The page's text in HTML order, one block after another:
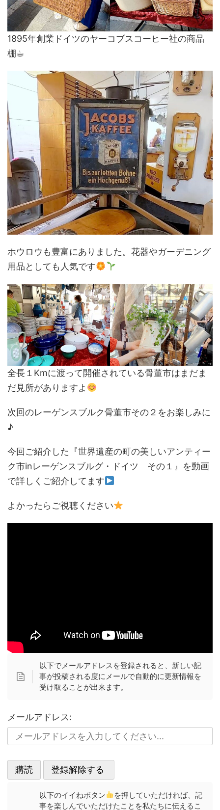
1895年創業ドイツのヤーコブスコーヒー社の商品
棚☕︎
ホウロウも豊富にありました。花器やガーデニング
用品としても人気です
全長１Kmに渡って開催されている骨董市はまだま
だ見所がありますよ
次回のレーゲンスブルク骨董市その２をお楽しみに
♪
今回ご紹介した『世界遺産の町の美しいアンティー
ク市inレーゲンスブルグ・ドイツ その１』を動画
で詳しくご紹介してます
よかったらご視聴ください
以下でメールアドレスを登録されると、新しい記
事が投稿される度にメールで自動的に更新情報を
受け取ることが出来ます。
メールアドレス:
以下のイイねボタン
を押していただければ、記
事を楽しんでいただけたことを私たちに伝えるこ